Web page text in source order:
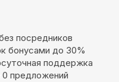
посредников
бонусами до 30%
поддержка
0 предложений